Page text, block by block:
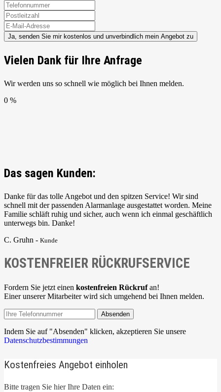
Ja, senden Sie mir kostenlos und unverbindlich mein Angebot zu
Vielen Dank für Ihre Anfrage
Wir werden uns so schnell wie möglich bei Ihnen melden.
0 %
Das sagen Kunden:
Danke für das tolle Angebot und den spitzen Service! Wir sind
schnell mit der passenden Alarmanlage ausgestattet worden. Meine
Familie schläft ruhig und sicher, auch wenn ich einmal geschäftlich
unterwegs bin. Danke!
C. Gruhn - Kunde
KOSTENFREIER RÜCKRUFSERVICE
Fordern Sie jetzt einen kostenfreien Rückrufan!
Einer unserer Mitarbeiter wird sich umgehend bei Ihnen melden.
Absenden
Indem Sie auf "Absenden" klicken, akzeptieren Sie unsere
Datenschutzbestimmungen
Kostenfreies Angebot einholen
Bitte tragen Sie hier Ihre Daten ein: